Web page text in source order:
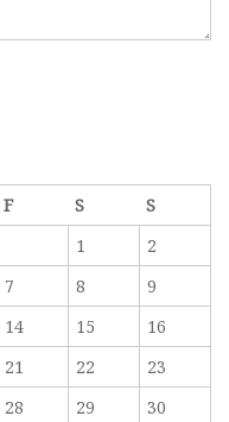
F S
S
1
2
7 8
9
14 15
16
21 22
23
28 29
30